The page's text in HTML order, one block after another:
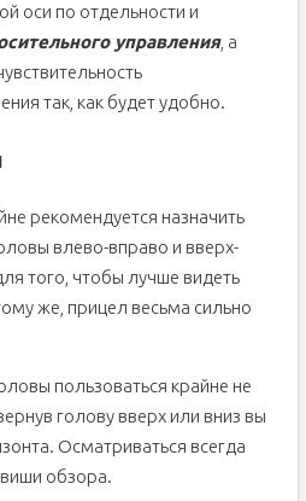
оси по отдельности и
управления, а
так, как будет удобно.
рекомендуется назначить
влево-вправо и вверх-
того, чтобы лучше видеть
же, прицел весьма сильно
пользоваться крайне не
голову вверх или вниз вы
Осматриваться всегда
обзора.